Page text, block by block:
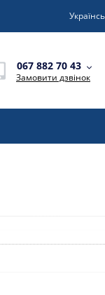
067 882 70 43
Замовити дзвінок